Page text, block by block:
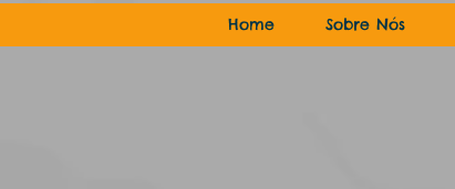
Home Sobre Nós